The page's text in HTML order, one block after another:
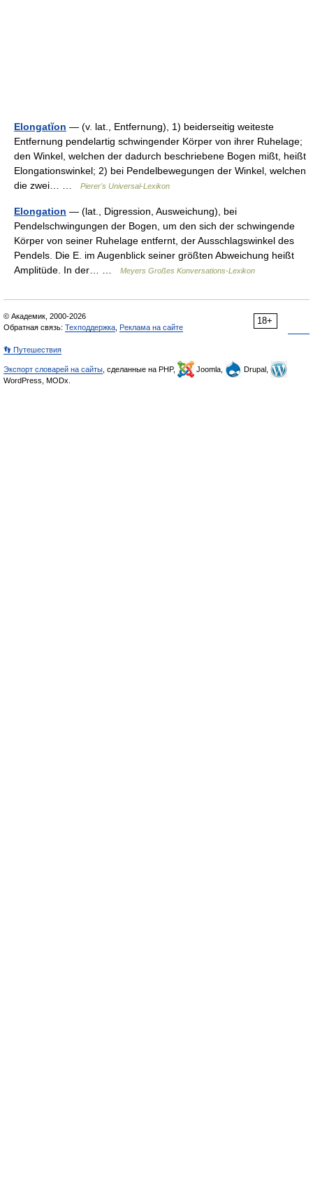
Elongatĭon — (v. lat., Entfernung), 1) beiderseitig weiteste
Entfernung pendelartig schwingender Körper von ihrer Ruhelage;
den Winkel, welchen der dadurch beschriebene Bogen mißt, heißt
Elongationswinkel; 2) bei Pendelbewegungen der Winkel, welchen
die zwei… …
Pierer's Universal-Lexikon
Elongation — (lat., Digression, Ausweichung), bei
Pendelschwingungen der Bogen, um den sich der schwingende
Körper von seiner Ruhelage entfernt, der Ausschlagswinkel des
Pendels. Die E. im Augenblick seiner größten Abweichung heißt
Amplitüde. In der… …
Meyers Großes Konversations-Lexikon
18+
© Академик, 2000-2026
Обратная связь: Техподдержка Реклама на сайте
👣 Путешествия
Экспорт словарей на сайты , сделанные на PHP, Joomla,
Drupal,
WordPress, MODx.